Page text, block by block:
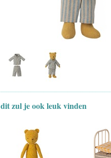
dit zul je ook leuk vinden